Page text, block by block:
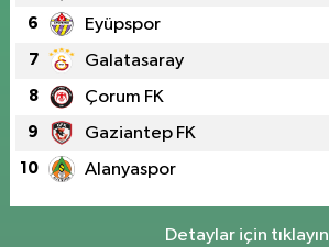
6 Eyüpspor
7 Galatasaray
8 Çorum FK
9 Gaziantep FK
10 Alanyaspor
Detaylar için tıklayın